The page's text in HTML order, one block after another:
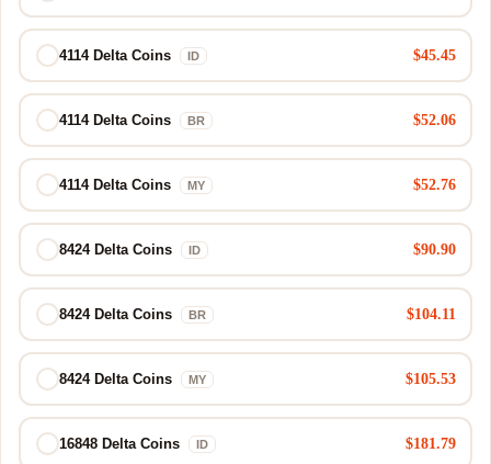
4114 Delta Coins ID $45.45
4114 Delta Coins BR $52.06
4114 Delta Coins MY $52.76
8424 Delta Coins ID $90.90
8424 Delta Coins BR $104.11
8424 Delta Coins MY $105.53
16848 Delta Coins ID $181.79